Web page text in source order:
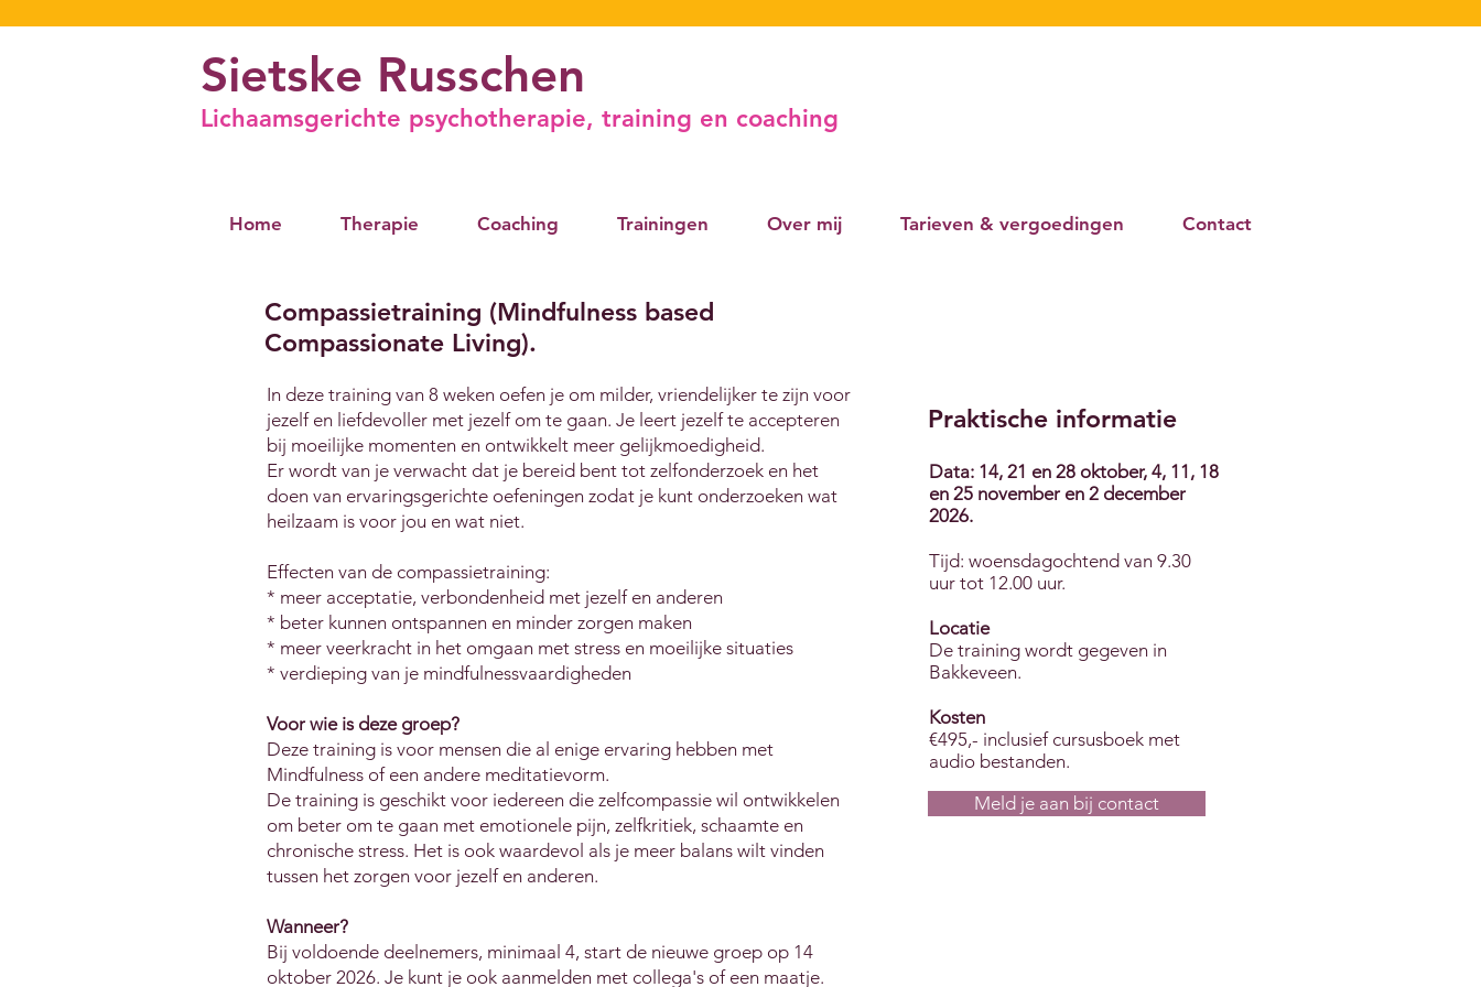
Sietske Russchen
Lichaamsgerichte psychotherapie, training en coaching
Home Therapie Coaching Trainingen Over mij Tarieven & vergoedingen Contact
Compassietraining (Mindfulness based
Compassionate Living).
In deze training van 8 weken oefen je om milder, vriendelijker te zijn voor
jezelf en liefdevoller met jezelf om te gaan. Je leert jezelf te accepteren
bij moeilijke momenten en ontwikkelt meer gelijkmoedigheid.
Er wordt van je verwacht dat je bereid bent tot zelfonderzoek en het
doen van ervaringsgerichte oefeningen zodat je kunt onderzoeken wat
heilzaam is voor jou en wat niet.
Effecten van de compassietraining:
* meer acceptatie, verbondenheid met jezelf en anderen
* beter kunnen ontspannen en minder zorgen maken
* meer veerkracht in het omgaan met stress en moeilijke situaties
* verdieping van je mindfulnessvaardigheden
Voor wie is deze groep?
Deze training is voor mensen die al enige ervaring hebben met
Mindfulness of een andere meditatievorm.
De training is geschikt voor iedereen die zelfcompassie wil ontwikkelen
om beter om te gaan met emotionele pijn, zelfkritiek, schaamte en
chronische stress. Het is ook waardevol als je meer balans wilt vinden
tussen het zorgen voor jezelf en anderen.
Wanneer?
Bij voldoende deelnemers, minimaal 4, start de nieuwe groep op 14
oktober 2026. Je kunt je ook aanmelden met collega's of een maatje.
Praktische informatie​
Data: 14, 21 en 28 oktober, 4, 11, 18
en 25 november en 2 december
2026.
Tijd: woensdagochtend van 9.30
uur tot 12.00 uur.
Locatie
De training wordt gegeven in
Bakkeveen.
Kosten
€495,- inclusief cursusboek met
audio bestanden.
Meld je aan bij contact